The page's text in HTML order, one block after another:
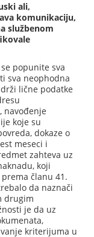
ali,
komunikaciju,
službenom
popunite sva
sva neophodna
lične podatke
navođenje
koje su
dokaze o
meseci i
zahteva uz
koji
članu 41.
da naznači
drugim
je da uz
kriterijuma u